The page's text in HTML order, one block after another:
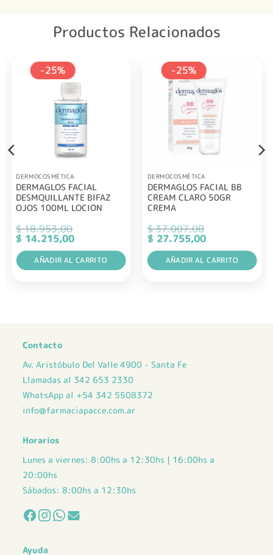
Productos Relacionados
-25%
DERMOCOSMÉTICA
DERMAGLOS FACIAL
DESMQUILLANTE BIFAZ
OJOS 100ML LOCION
$18.953,00
El
precio
original
era:
$ 18.953,00.
$ 14.215,00El
actual
es:
$ 14.215,00.
AÑADIR AL CARRITO
-25%
DERMOCOSMÉTICA
DERMAGLOS FACIAL BB
CREAM CLARO 50GR
CREMA
$37.007,00
El
precio
original
era:
$ 37.007,00.
$ 27.755,00El
precio
actual
es:
$ 27.755,00.
AÑADIR AL CARRITO
Contacto
Av. Aristóbulo Del Valle 4900 - Santa Fe
Llamadas al 342 653 2330
WhatsApp al +54 342 5508372
info@farmaciapacce.com.ar
Horarios
Lunes a viernes: 8:00hs a 12:30hs | 16:00hs a
20:00hs
Sábados: 8:00hs a 12:30hs
Ayuda